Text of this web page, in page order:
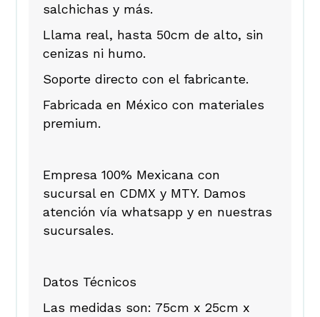
salchichas y más.
Llama real, hasta 50cm de alto, sin
cenizas ni humo.
Soporte directo con el fabricante.
Fabricada en México con materiales
premium.
Empresa 100% Mexicana con
sucursal en CDMX y MTY. Damos
atención vía whatsapp y en nuestras
sucursales.
Datos Técnicos
Las medidas son: 75cm x 25cm x